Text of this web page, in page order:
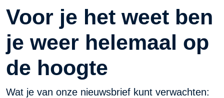
Voor je het weet ben
je weer helemaal op
de hoogte
Wat je van onze nieuwsbrief kunt verwachten: